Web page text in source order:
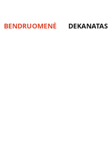
BENDRUOMENĖ DEKANATAS